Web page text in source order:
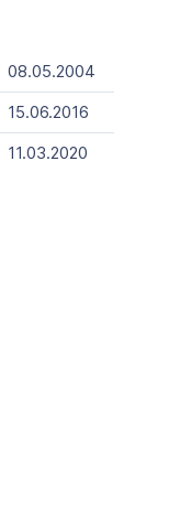
08.05.2004
15.06.2016
11.03.2020